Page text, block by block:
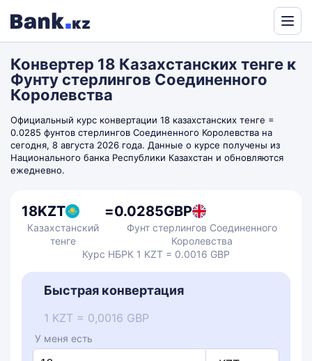
by
Translate
Конвертер 18 Казахстанских тенге к
Фунту стерлингов Соединенного
Королевства
Официальный курс конвертации 18 казахстанских тенге =
0.0285 фунтов стерлингов Соединенного Королевства на
сегодня, 8 августа 2026 года. Данные о курсе получены из
Национального банка Республики Казахстан и обновляются
ежедневно.
18KZT
Казахстанский
тенге
=0.0285GBP
Фунт стерлингов Соединенного
Королевства
Курс НБРК 1 KZT = 0.0016 GBP
Быстрая конвертация
1 KZT = 0,0016 GBP
У меня есть